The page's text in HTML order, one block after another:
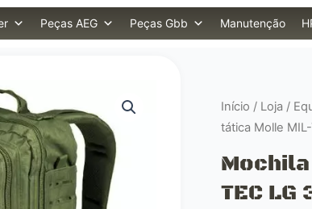
Peças AEG Peças Gbb Manutenção
Início / Loja /
tática Molle
TEC LG